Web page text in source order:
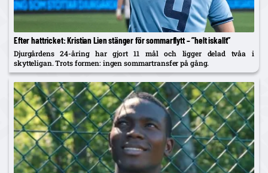
Efter hattricket: Kristian Lien stänger för sommarflytt – ”helt iskallt”
Djurgårdens 24-åring har gjort 11 mål och ligger delad tvåa i
skytteligan. Trots formen: ingen sommartransfer på gång.